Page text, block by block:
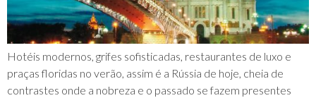
Hotéis modernos, grifes sofisticadas, restaurantes de luxo e
praças floridas no verão, assim é a Rússia de hoje, cheia de
contrastes onde a nobreza e o passado se fazem presentes